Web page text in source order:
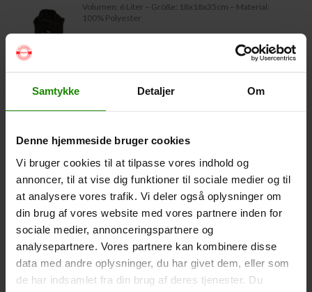
Samtykke Detaljer Om
Denne hjemmeside bruger cookies
Vi bruger cookies til at tilpasse vores indhold og
annoncer, til at vise dig funktioner til sociale medier og til
at analysere vores trafik. Vi deler også oplysninger om
din brug af vores website med vores partnere inden for
sociale medier, annonceringspartnere og
analysepartnere. Vores partnere kan kombinere disse
data med andre oplysninger, du har givet dem, eller som
de har indsamlet fra din brug af deres tjenester. Du
Volumen: 6 Liter – Größe: 18x18x35cm – Material:
100% Polyester
- +
werden, während es in der Hülle ist. Wasserdicht bis 1
Zelt – Grand Canyon Topeka 4 (+ 750,00kr.
Personenanzahl: 4 – Klicken Sie auf das Bild, um die
Zeltgröße zu sehen.
- +
Fischernetz für Kinder (+ 30,00kr. )